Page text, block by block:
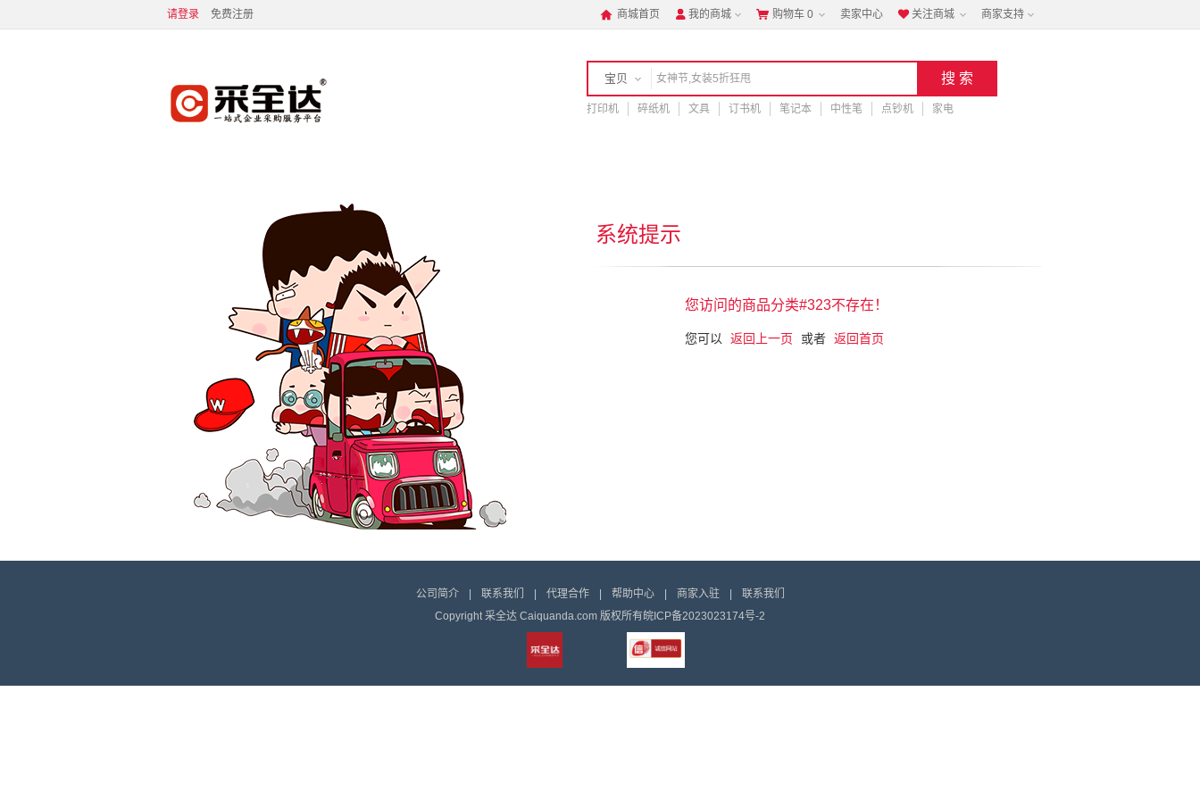
请登录 免费注册  商城首页  我的商城  购物车 0 卖家中心 关注商城 商家支持
宝贝
店铺
打印机 碎纸机 文具 订书机 笔记本 中性笔 点钞机
家电
系统提示
您访问的商品分类#323不存在！
您可以 返回上一页 或者 返回首页
公司简介 联系我们 代理合作 帮助中心 商家入驻
联系我们
Copyright 采全达 Caiquanda.com 版权所有皖ICP备2023023174号-2